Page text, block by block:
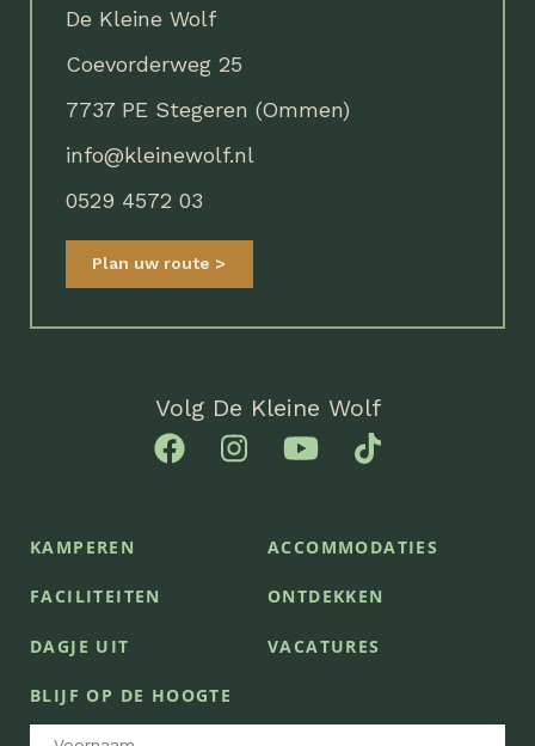
De Kleine Wolf
Coevorderweg 25
7737 PE Stegeren (Ommen)
info@kleinewolf.nl
0529 4572 03
Plan uw route
Volg De Kleine Wolf
KAMPEREN ACCOMMODATIES
FACILITEITEN ONTDEKKEN
DAGJE UIT VACATURES
BLIJF OP DE HOOGTE